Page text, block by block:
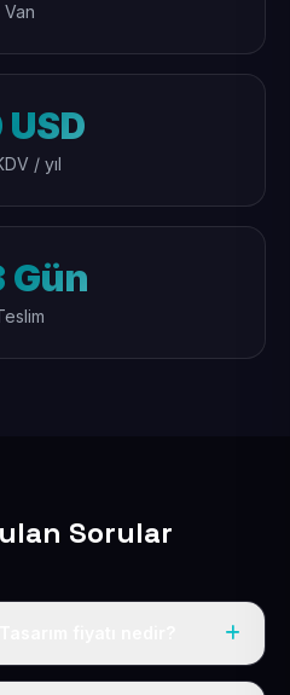
Van
/ yıl
Gün
Sorular
USD + KDV. Bu bedele alan